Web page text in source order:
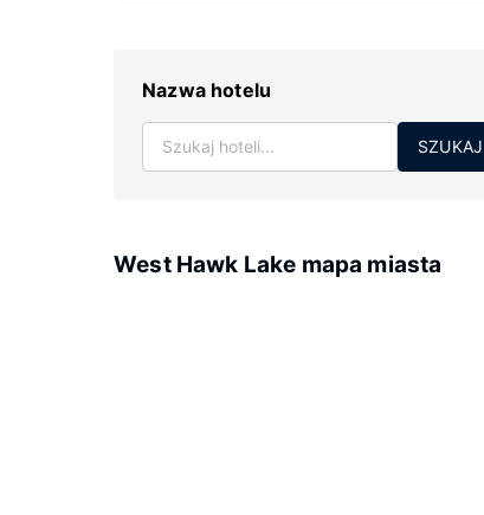
Nazwa hotelu
SZUKAJ
West Hawk Lake mapa miasta